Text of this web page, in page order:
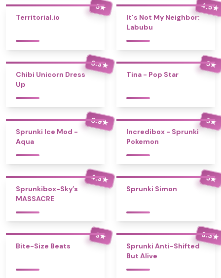
5★
Territorial.io
4.5★
It's Not My Neighbor:
Labubu
3.3★
Chibi Unicorn Dress
Up
5★
Tina - Pop Star
3.9★
Sprunki Ice Mod -
Aqua
5★
Incredibox - Sprunki
Pokemon
4.3★
Sprunkibox-Sky’s
MASSACRE
5★
Sprunki Simon
3★
Bite-Size Beats
3.3★
Sprunki Anti-Shifted
But Alive